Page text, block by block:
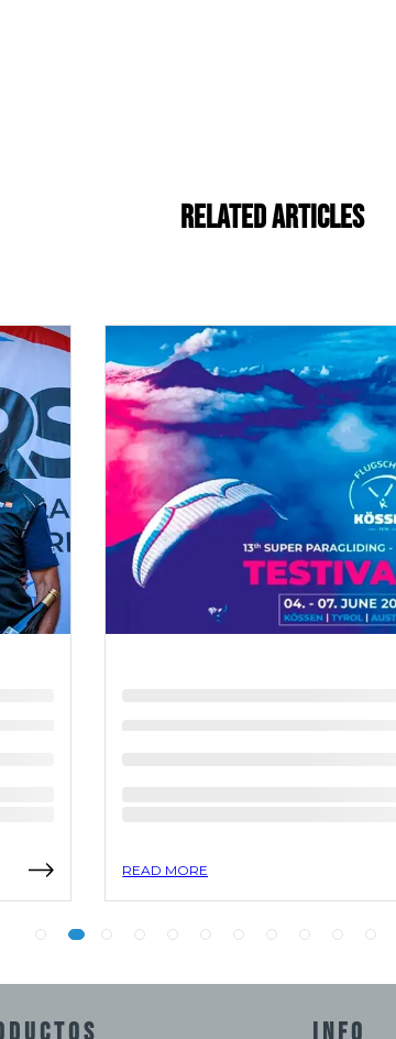
Related Articles
READ MORE